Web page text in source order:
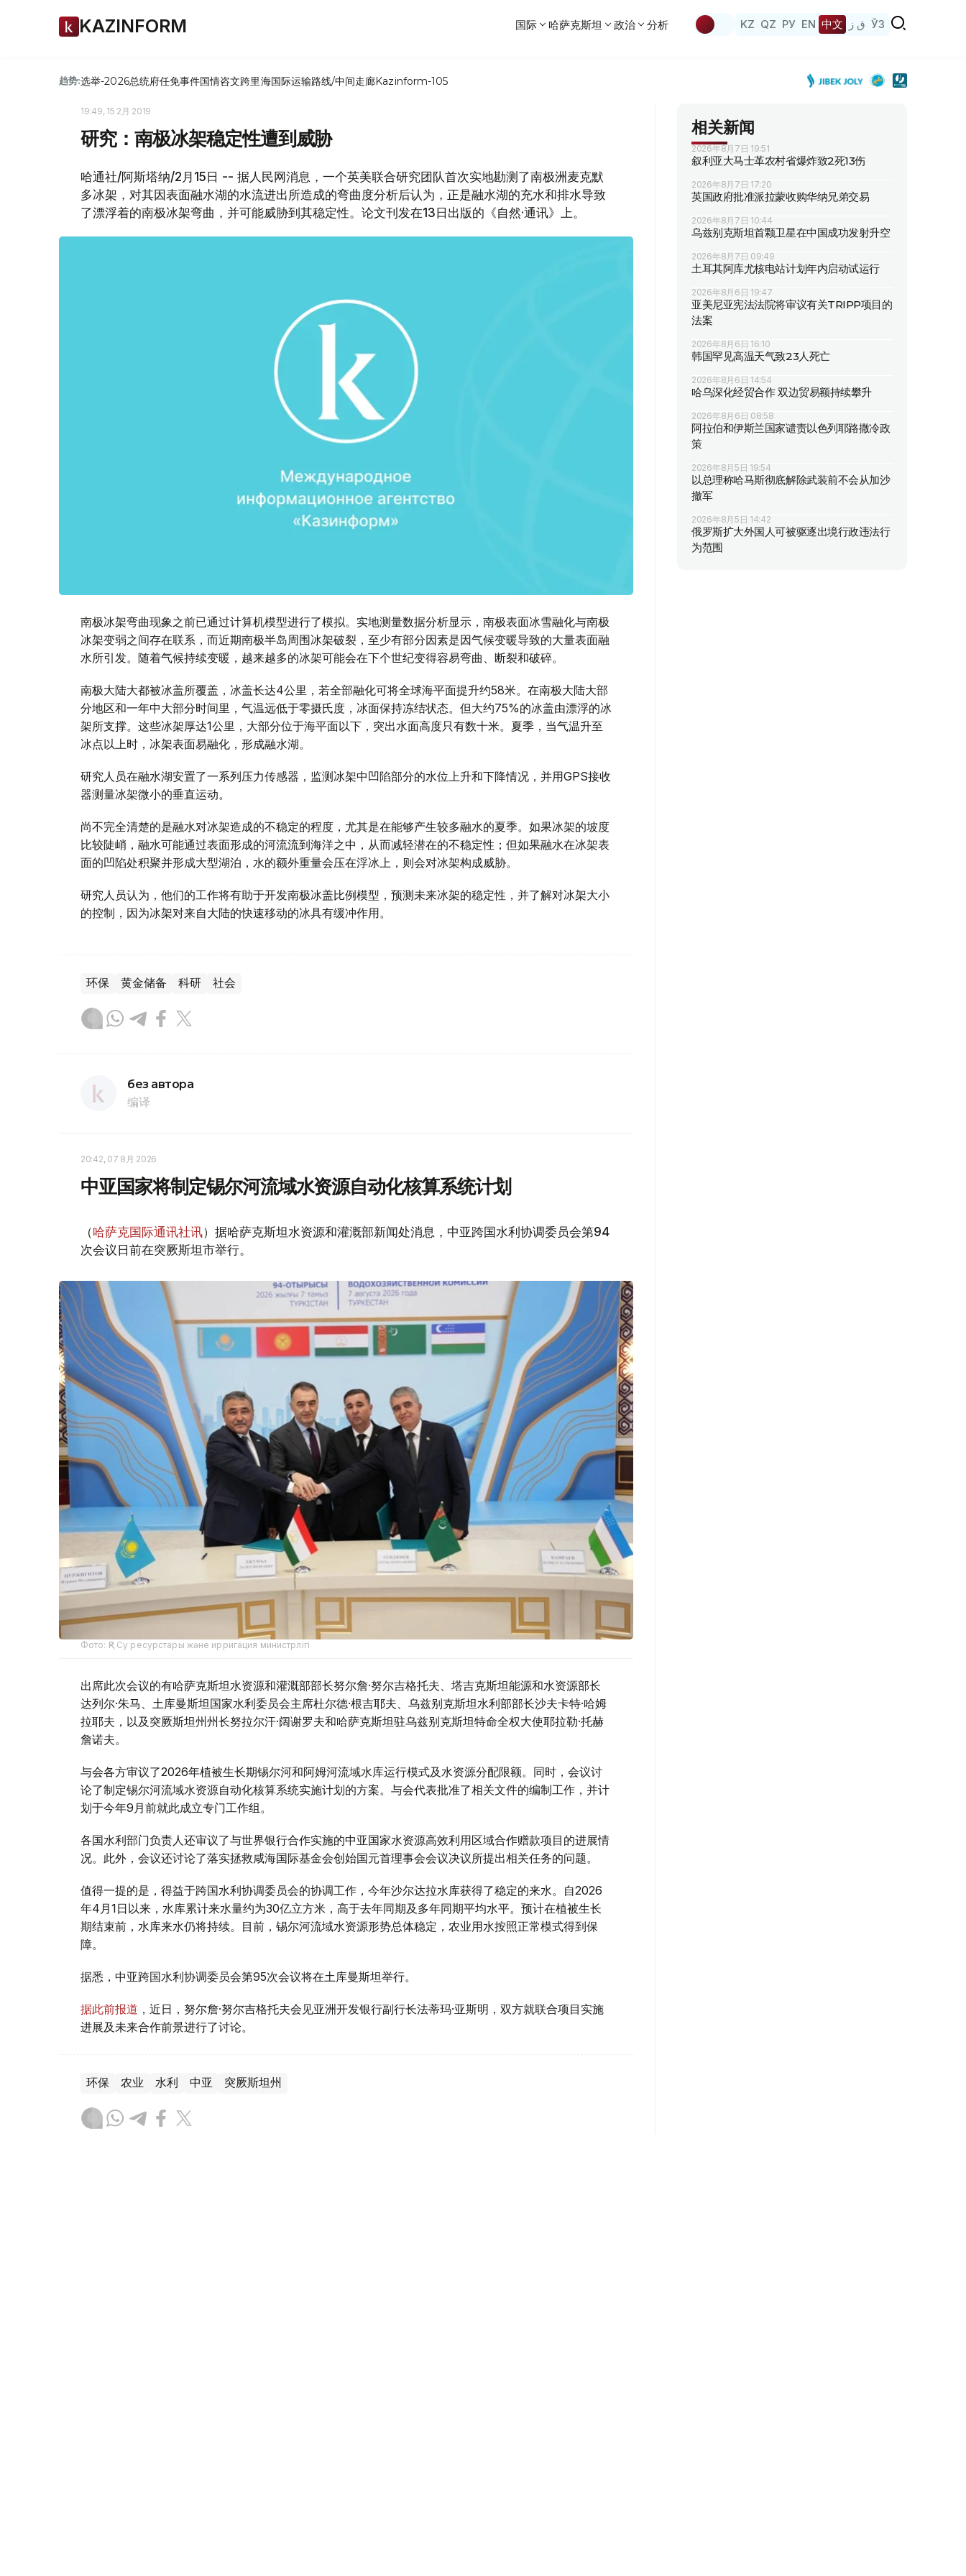
KAZINFORM 国际 哈萨克斯坦 政治 分析 KZ QZ РУ EN 中文 ق ز ЎЗ
趋势:选举-2026总统府任免事件国情咨文跨里海国际运输路线/中间走廊Kazinform-105
19:49, 15 2月 2019
研究：南极冰架稳定性遭到威胁
哈通社/阿斯塔纳/2月15日 -- 据人民网消息，一个英美联合研究团队首次实地勘测了南极洲麦克默
多冰架，对其因表面融水湖的水流进出所造成的弯曲度分析后认为，正是融水湖的充水和排水导致
了漂浮着的南极冰架弯曲，并可能威胁到其稳定性。论文刊发在13日出版的《自然·通讯》上。
南极冰架弯曲现象之前已通过计算机模型进行了模拟。实地测量数据分析显示，南极表面冰雪融化与南极
冰架变弱之间存在联系，而近期南极半岛周围冰架破裂，至少有部分因素是因气候变暖导致的大量表面融
水所引发。随着气候持续变暖，越来越多的冰架可能会在下个世纪变得容易弯曲、断裂和破碎。
南极大陆大都被冰盖所覆盖，冰盖长达4公里，若全部融化可将全球海平面提升约58米。在南极大陆大部
分地区和一年中大部分时间里，气温远低于零摄氏度，冰面保持冻结状态。但大约75%的冰盖由漂浮的冰
架所支撑。这些冰架厚达1公里，大部分位于海平面以下，突出水面高度只有数十米。夏季，当气温升至
冰点以上时，冰架表面易融化，形成融水湖。
研究人员在融水湖安置了一系列压力传感器，监测冰架中凹陷部分的水位上升和下降情况，并用GPS接收
器测量冰架微小的垂直运动。
尚不完全清楚的是融水对冰架造成的不稳定的程度，尤其是在能够产生较多融水的夏季。如果冰架的坡度
比较陡峭，融水可能通过表面形成的河流流到海洋之中，从而减轻潜在的不稳定性；但如果融水在冰架表
面的凹陷处积聚并形成大型湖泊，水的额外重量会压在浮冰上，则会对冰架构成威胁。
研究人员认为，他们的工作将有助于开发南极冰盖比例模型，预测未来冰架的稳定性，并了解对冰架大小
的控制，因为冰架对来自大陆的快速移动的冰具有缓冲作用。
环保 黄金储备 科研 社会
без автора
编译
20:42, 07 8月 2026
中亚国家将制定锡尔河流域水资源自动化核算系统计划
（哈萨克国际通讯社讯）据哈萨克斯坦水资源和灌溉部新闻处消息，中亚跨国水利协调委员会第94
次会议日前在突厥斯坦市举行。
Фото: ҚР Су ресурстары және ирригация министрлігі
出席此次会议的有哈萨克斯坦水资源和灌溉部部长努尔詹·努尔吉格托夫、塔吉克斯坦能源和水资源部长
达列尔·朱马、土库曼斯坦国家水利委员会主席杜尔德·根吉耶夫、乌兹别克斯坦水利部部长沙夫卡特·哈姆
拉耶夫，以及突厥斯坦州州长努拉尔汗·阔谢罗夫和哈萨克斯坦驻乌兹别克斯坦特命全权大使耶拉勒·托赫
詹诺夫。
与会各方审议了2026年植被生长期锡尔河和阿姆河流域水库运行模式及水资源分配限额。同时，会议讨
论了制定锡尔河流域水资源自动化核算系统实施计划的方案。与会代表批准了相关文件的编制工作，并计
划于今年9月前就此成立专门工作组。
各国水利部门负责人还审议了与世界银行合作实施的中亚国家水资源高效利用区域合作赠款项目的进展情
况。此外，会议还讨论了落实拯救咸海国际基金会创始国元首理事会会议决议所提出相关任务的问题。
值得一提的是，得益于跨国水利协调委员会的协调工作，今年沙尔达拉水库获得了稳定的来水。自2026
年4月1日以来，水库累计来水量约为30亿立方米，高于去年同期及多年同期平均水平。预计在植被生长
期结束前，水库来水仍将持续。目前，锡尔河流域水资源形势总体稳定，农业用水按照正常模式得到保
障。
据悉，中亚跨国水利协调委员会第95次会议将在土库曼斯坦举行。
据此前报道 ，近日，努尔詹·努尔吉格托夫会见亚洲开发银行副行长法蒂玛·亚斯明，双方就联合项目实施
进展及未来合作前景进行了讨论。
环保 农业 水利 中亚 突厥斯坦州
相关新闻
2026年8月7日 19:51
叙利亚大马士革农村省爆炸致2死13伤
2026年8月7日 17:20
英国政府批准派拉蒙收购华纳兄弟交易
2026年8月7日 10:44
乌兹别克斯坦首颗卫星在中国成功发射升空
2026年8月7日 09:49
土耳其阿库尤核电站计划年内启动试运行
2026年8月6日 19:47
亚美尼亚宪法法院将审议有关TRIPP项目的
法案
2026年8月6日 16:10
韩国罕见高温天气致23人死亡
2026年8月6日 14:54
哈乌深化经贸合作 双边贸易额持续攀升
2026年8月6日 08:58
阿拉伯和伊斯兰国家谴责以色列耶路撒冷政
策
2026年8月5日 19:54
以总理称哈马斯彻底解除武装前不会从加沙
撤军
2026年8月5日 14:42
俄罗斯扩大外国人可被驱逐出境行政违法行
为范围